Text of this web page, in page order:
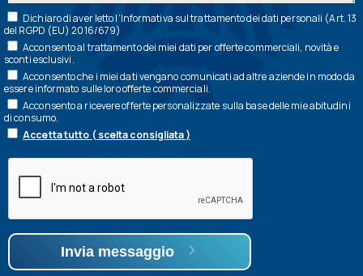
Dichiaro di aver letto l’Informativa sul trattamento dei dati personali (Art. 13
del RGPD (EU) 2016/679)
Acconsento al trattamento dei miei dati per offerte commerciali, novità e
sconti esclusivi.
Acconsento che i miei dati vengano comunicati ad altre aziende in modo da
essere informato sulle loro offerte commerciali.
Acconsento a ricevere offerte personalizzate sulla base delle mie abitudini
di consumo.
Accetta tutto ( scelta consigliata )
Invia messaggio